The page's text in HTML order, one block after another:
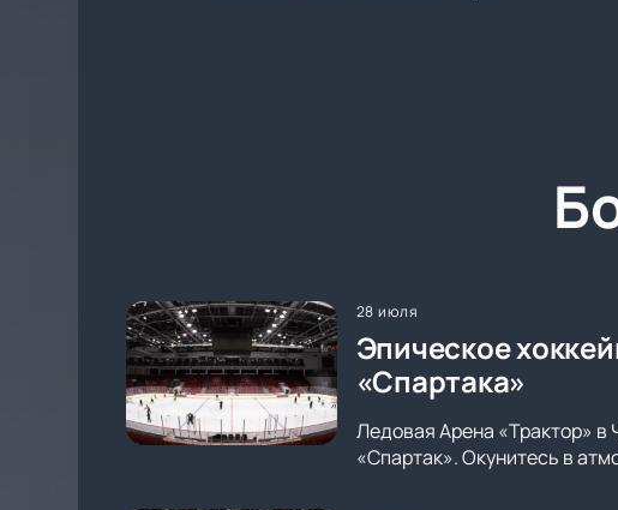
28 июля
Эпическое
«Спартака»
Ледовая Арена «Трактор»
«Спартак». Окунитесь в